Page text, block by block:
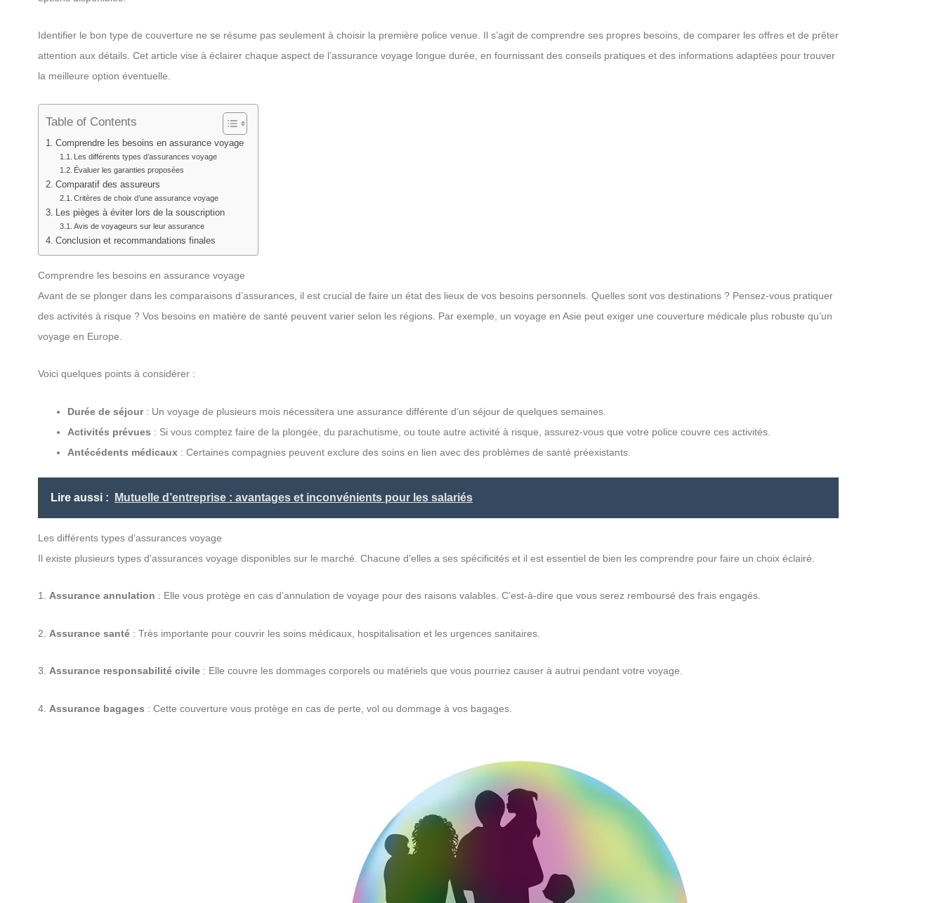
Identifier le bon type de couverture ne se résume pas seulement à choisir la première police venue. Il s’agit de comprendre ses propres besoins, de comparer les offres et de prêter
attention aux détails. Cet article vise à éclairer chaque aspect de l’assurance voyage longue durée, en fournissant des conseils pratiques et des informations adaptées pour trouver
la meilleure option éventuelle.
Table of Contents
Comprendre les besoins en assurance voyage
Les différents types d’assurances voyage
Évaluer les garanties proposées
Comparatif des assureurs
Critères de choix d’une assurance voyage
Les pièges à éviter lors de la souscription
Avis de voyageurs sur leur assurance
Conclusion et recommandations finales
Comprendre les besoins en assurance voyage
Avant de se plonger dans les comparaisons d’assurances, il est crucial de faire un état des lieux de vos besoins personnels. Quelles sont vos destinations ? Pensez-vous pratiquer
des activités à risque ? Vos besoins en matière de santé peuvent varier selon les régions. Par exemple, un voyage en Asie peut exiger une couverture médicale plus robuste qu’un
voyage en Europe.
Voici quelques points à considérer :
Durée de séjour: Un voyage de plusieurs mois nécessitera une assurance différente d’un séjour de quelques semaines.
Activités prévues : Si vous comptez faire de la plongée, du parachutisme, ou toute autre activité à risque, assurez-vous que votre police couvre ces activités.
Antécédents médicaux : Certaines compagnies peuvent exclure des soins en lien avec des problèmes de santé préexistants.
Lire aussi : Mutuelle d’entreprise : avantages et inconvénients pour les salariés
Les différents types d’assurances voyage
Il existe plusieurs types d’assurances voyage disponibles sur le marché. Chacune d’elles a ses spécificités et il est essentiel de bien les comprendre pour faire un choix éclairé.
1. Assurance annulation : Elle vous protège en cas d’annulation de voyage pour des raisons valables. C’est-à-dire que vous serez remboursé des frais engagés.
2. Assurance santé : Très importante pour couvrir les soins médicaux, hospitalisation et les urgences sanitaires.
3. Assurance responsabilité civile : Elle couvre les dommages corporels ou matériels que vous pourriez causer à autrui pendant votre voyage.
4. Assurance bagages : Cette couverture vous protège en cas de perte, vol ou dommage à vos bagages.